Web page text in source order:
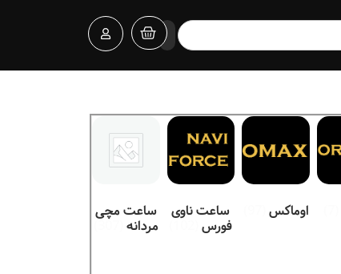
اوماکس ساعت ناوی
فورس
ساعت مچی
مردانه